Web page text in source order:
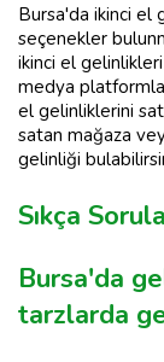
Bursa'da ikinci el
seçenekler
ikinci el gelinlikleri
medya
el gelinliklerini
satan mağaza
gelinliği
Sıkça
Bursa'da
tarzlarda